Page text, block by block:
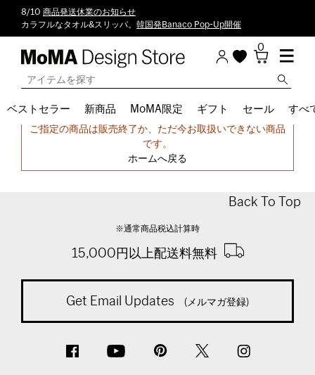
8/10 商品発送休業のお知らせ
カラフルなタオル&スリッパ。 韓国発Banaco Pop-Up開催
0
ベストセラー 新商品 MoMA限定 ギフト セール すべ
申し訳ございません。
ご指定の商品は販売終了か、ただ今お取扱いできない商品
です。
ホームへ戻る
Back To Top
※通常商品税込計算時
15,000円以上配送料無料
Get Email Updates (メルマガ登録)